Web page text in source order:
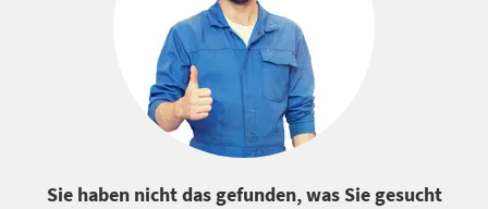
Sie haben nicht das gefunden, was Sie gesucht